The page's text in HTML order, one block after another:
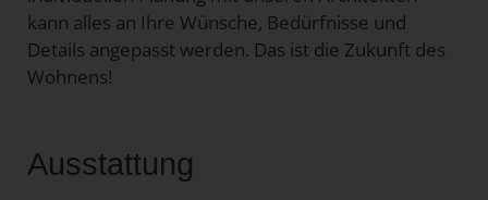
kann alles an Ihre Wünsche, Bedürfnisse und
Details angepasst werden. Das ist die Zukunft des
Wohnens!
Ausstattung